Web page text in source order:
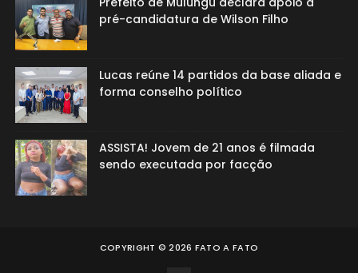
pré-candidatura de Wilson Filho
Lucas reúne 14 partidos da base aliada e
forma conselho político
ASSISTA! Jovem de 21 anos é filmada
sendo executada por facção
COPYRIGHT ©2026 FATO A FATO